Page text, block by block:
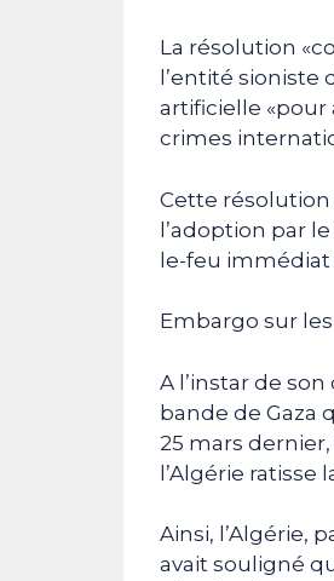
La résolution
l’entité sioniste
artificielle «pour
crimes
Cette résolution
l’adoption par
le-feu immédiat
Embargo sur les
A l’instar de
bande de Gaza
25 mars
l’Algérie ratisse
Ainsi, l’Algérie,
avait souligné